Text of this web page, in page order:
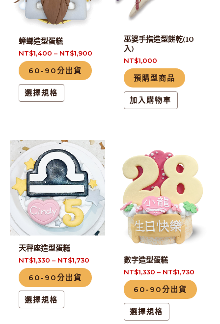
蟑螂造型蛋糕
NT$1,400 – NT$1,900
60-90分出貨
選擇規格
種
款
在
產
品
頁
擇
選
項
巫婆手指造型餅乾(10
入)
NT$1,000
預購型商品
加入購物車
天秤座造型蛋糕
NT$1,330 – NT$1,730
60-90分出貨
選擇規格
此
產
品
有
多
種
款
可
在
產
品
頁
數字造型蛋糕
NT$1,330 – NT$1,730
60-90分出貨
選擇規格
產
多
種
款
式。
產
品
頁
面